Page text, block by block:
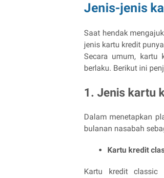
Jenis-jenis
Saat hendak
jenis kartu kredit
Secara umum, kartu
berlaku. Berikut ini
1. Jenis kartu
Dalam menetapkan
bulanan nasabah
Kartu kredit
Kartu kredit
classic